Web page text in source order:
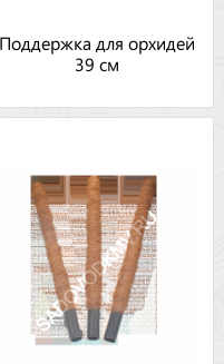
Поддержка для орхидей
39 см